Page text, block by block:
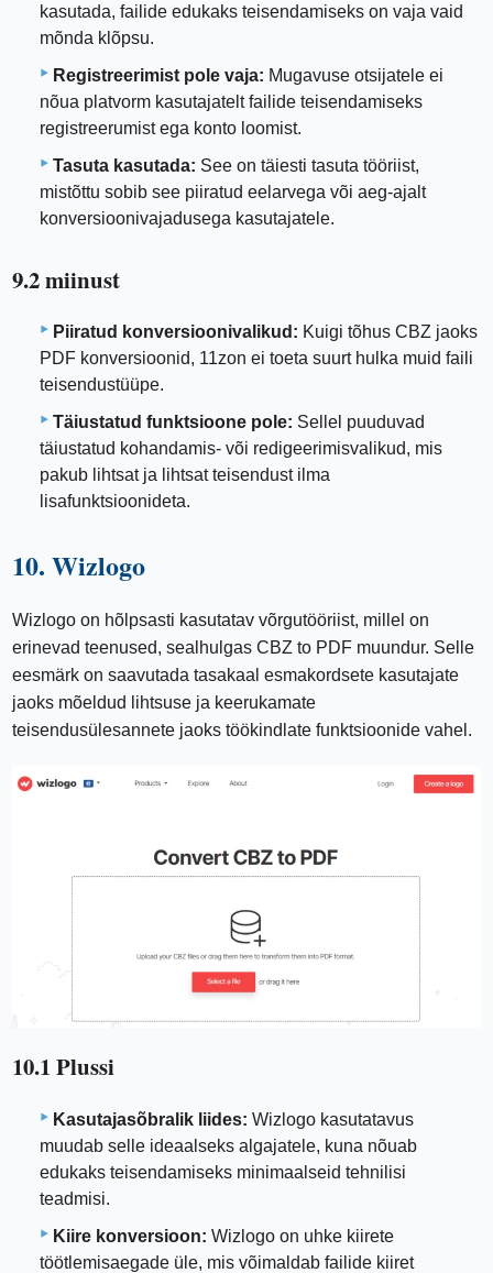
kasutada, failide edukaks teisendamiseks on vaja vaid
mõnda klõpsu.
Registreerimist pole vaja: Mugavuse otsijatele ei
nõua platvorm kasutajatelt failide teisendamiseks
registreerumist ega konto loomist.
Tasuta kasutada: See on täiesti tasuta tööriist,
mistõttu sobib see piiratud eelarvega või aeg-ajalt
konversioonivajadusega kasutajatele.
9.2 miinust
Piiratud konversioonivalikud: Kuigi tõhus CBZ jaoks
PDF konversioonid, 11zon ei toeta suurt hulka muid faili
teisendustüüpe.
Täiustatud funktsioone pole: Sellel puuduvad
täiustatud kohandamis- või redigeerimisvalikud, mis
pakub lihtsat ja lihtsat teisendust ilma
lisafunktsioonideta.
10. Wizlogo
Wizlogo on hõlpsasti kasutatav võrgutööriist, millel on
erinevad teenused, sealhulgas CBZ to PDF muundur. Selle
eesmärk on saavutada tasakaal esmakordsete kasutajate
jaoks mõeldud lihtsuse ja keerukamate
teisendusülesannete jaoks töökindlate funktsioonide vahel.
10.1 Plussi
Kasutajasõbralik liides: Wizlogo kasutatavus
muudab selle ideaalseks algajatele, kuna nõuab
edukaks teisendamiseks minimaalseid tehnilisi
teadmisi.
Kiire konversioon: Wizlogo on uhke kiirete
töötlemisaegade üle, mis võimaldab failide kiiret